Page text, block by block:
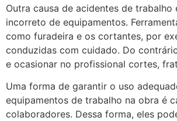
Outra causa de acidentes de trabalho
incorreto de equipamentos.
como furadeira e os cortantes, por
conduzidas com cuidado. Do
e ocasionar no profissional cortes,
Uma forma de garantir o uso
equipamentos de trabalho na obra é
colaboradores. Dessa forma, eles